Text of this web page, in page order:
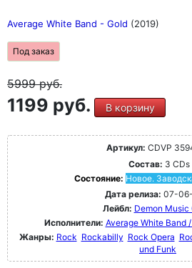
Average White Band - Gold (2019)
Под заказ
5999руб.
1199 руб. В корзину
Артикул: CDVP
Состав: 3 CDs
Состояние: Новое.
Дата релиза: 07-
Лейбл: Demon Music
Исполнители: Average White Band
Жанры: Rock Rockabilly Rock Opera
und Funk